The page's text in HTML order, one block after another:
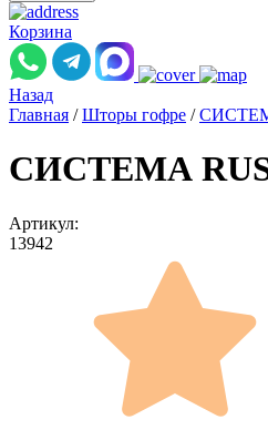
Корзина
Назад
Главная / Шторы гофре /
СИСТЕМА RUS
Артикул:
13942